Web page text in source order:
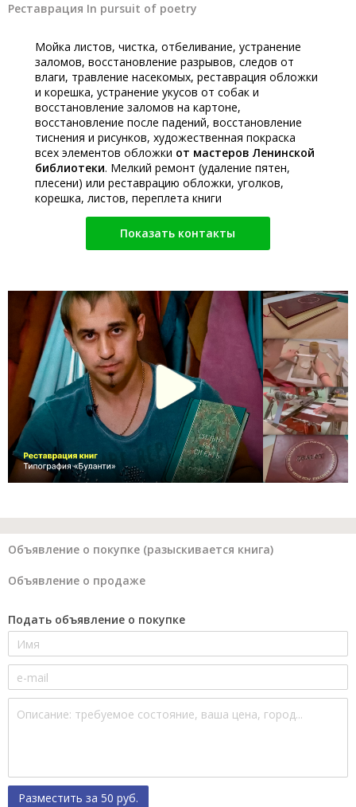
Реставрация In pursuit of poetry
Мойка листов, чистка, отбеливание, устранение
заломов, восстановление разрывов, следов от
влаги, травление насекомых, реставрация обложки
и корешка, устранение укусов от собак и
восстановление заломов на картоне,
восстановление после падений, восстановление
тиснения и рисунков, художественная покраска
всех элементов обложки от мастеров Ленинской
библиотеки. Мелкий ремонт (удаление пятен,
плесени) или реставрацию обложки, уголков,
корешка, листов, переплета книги
Показать контакты
Объявление о покупке (разыскивается книга)
Объявление о продаже
Подать объявление о покупке
Разместить за 50 руб.